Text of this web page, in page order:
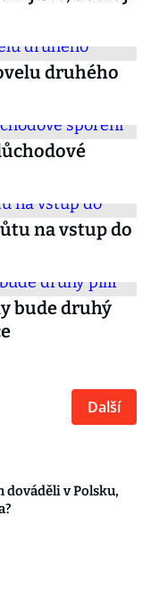
druhého
na vstup do
bude druhý
Další
dováděli v Polsku,